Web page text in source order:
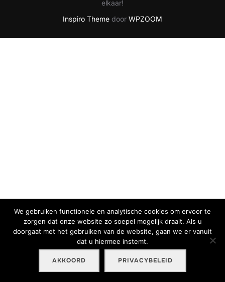
elkaar!
Inspiro Theme door WPZOOM
We gebruiken functionele en analytische cookies om ervoor te
zorgen dat onze website zo soepel mogelijk draait. Als u
doorgaat met het gebruiken van de website, gaan we er vanuit
dat u hiermee instemt.
AKKOORD PRIVACYBELEID